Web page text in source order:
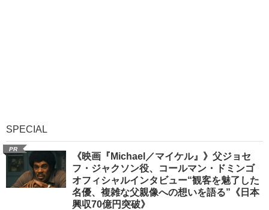
SPECIAL
PR
《映画『Michael／マイケル』》父ジョセ
フ・ジャクソン役、コールマン・ドミンゴ
オフィシャルインタビュー“観客を魅了した
名優、複雑な父親像への想いを語る”《日本
興収70億円突破》